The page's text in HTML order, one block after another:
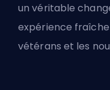
un véritable
expérience
vétérans et les